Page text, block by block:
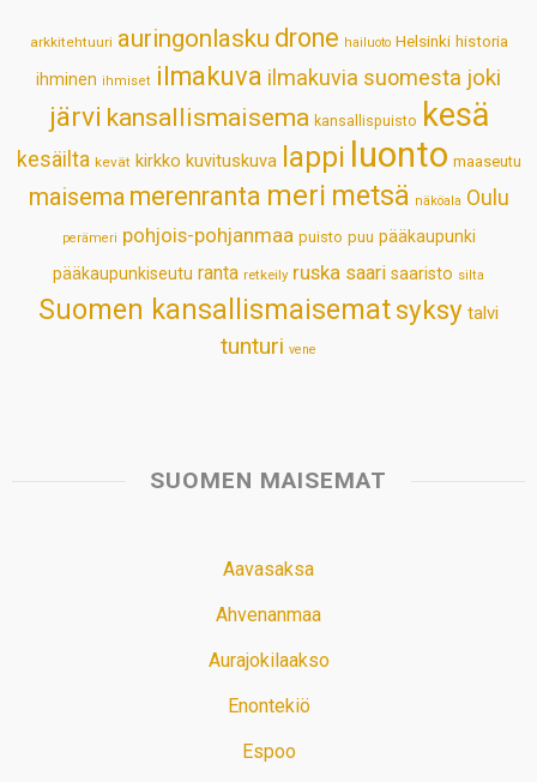
p
k
n
s
t
arkkitehtuuri auringonlasku drone hailuoto Helsinki historia
ihminen ihmiset ilmakuva ilmakuvia suomesta joki
järvi kansallismaisema kansallispuisto kesä
kesäilta kevät kirkko kuvituskuva lappi luonto maaseutu
maisema merenranta meri metsä näköala Oulu
perämeri pohjois-pohjanmaa puisto puu pääkaupunki
pääkaupunkiseutu ranta retkeily ruska saari saaristo silta
Suomen kansallismaisematsyksy talvi
tunturi vene
SUOMEN MAISEMAT
Aavasaksa
Ahvenanmaa
Aurajokilaakso
Enontekiö
Espoo